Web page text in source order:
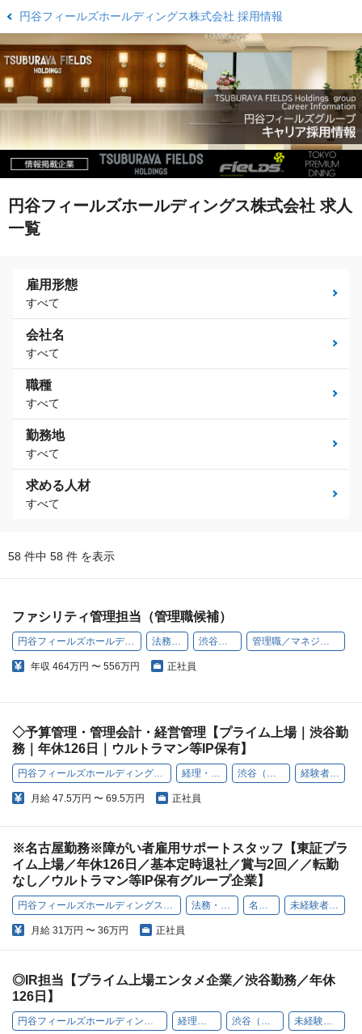
円谷フィールズホールディングス株式会社 採用情報
円谷フィールズホールディングス株式会社 求人
一覧
雇用形態
すべて
会社名
すべて
職種
すべて
勤務地
すべて
求める人材
すべて
58 件中 58 件 を表示
ファシリティ管理担当（管理職候補）
円谷フィールズホールディングス株式会社 法務・総務 渋谷（本社） 管理職／マネジメント経験歓迎
年収 464万円 〜 556万円 正社員
◇予算管理・管理会計・経営管理【プライム上場｜渋谷勤
務｜年休126日｜ウルトラマン等IP保有】
円谷フィールズホールディングス株式会社 経理・財務 渋谷（本社） 経験者歓迎
月給 47.5万円 〜 69.5万円 正社員
※名古屋勤務※障がい者雇用サポートスタッフ【東証プラ
イム上場／年休126日／基本定時退社／賞与2回／／転勤
なし／ウルトラマン等IP保有グループ企業】
円谷フィールズホールディングス株式会社 法務・総務 名古屋 未経験者歓迎
月給 31万円 〜 36万円 正社員
◎IR担当【プライム上場エンタメ企業／渋谷勤務／年休
126日】
円谷フィールズホールディングス株式会社 経理・財務 渋谷（本社） 未経験者歓迎